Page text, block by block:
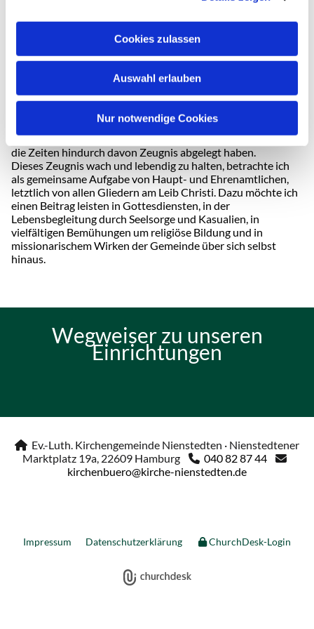
Cookies zulassen
Auswahl erlauben
Nur notwendige Cookies
altorientalischen Sprachen vertieft. In dieser Zeit war ich als
Assistent am Lehrstuhl für die Theologie des Alten
Testaments und zeitweise zusätzlich am Biblisch-
Archäologischen Institut beschäftigt. Nach vier Jahren in der
Wissenschaft hat es mich nun in den kirchlichen Dienst und
in den Norden Deutschlands gezogen.
Dass der Schöpfer der Welt und Herr der Geschichte die
Fülle und Schwere des menschlichen Lebens an- und auf sich
genommen hat, ist für mich ein nach wie vor unglaubliches
Geschehen. Es dennoch glauben zu können, verdanke ich
nicht nur Gott, sondern auch den vielen Menschen, die durch
die Zeiten hindurch davon Zeugnis abgelegt haben.
Dieses Zeugnis wach und lebendig zu halten, betrachte ich
als gemeinsame Aufgabe von Haupt- und Ehrenamtlichen,
letztlich von allen Gliedern am Leib Christi. Dazu möchte ich
einen Beitrag leisten in Gottesdiensten, in der
Lebensbegleitung durch Seelsorge und Kasualien, in
vielfältigen Bemühungen um religiöse Bildung und in
missionarischem Wirken der Gemeinde über sich selbst
hinaus.
Wegweiser zu unseren
Einrichtungen
 Ev.-Luth. Kirchengemeinde Nienstedten · Nienstedtener
Marktplatz 19a, 22609 Hamburg
 040 82 87 44 
kirchenbuero@kirche-nienstedten.de
Impressum Datenschutzerklärung ChurchDesk-Login